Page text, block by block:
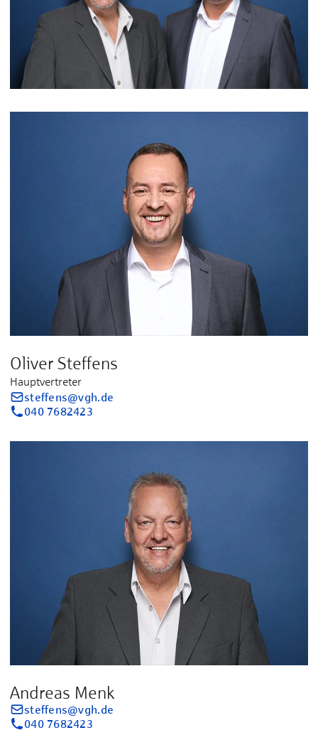
Oliver Steffens
Hauptvertreter
steffens@vgh.de
040 7682423
Andreas Menk
steffens@vgh.de
040 7682423